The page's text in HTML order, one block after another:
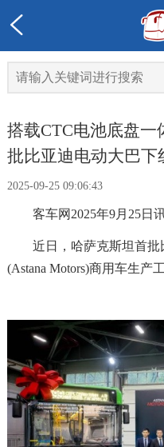
搭载CTC电池底盘
批比亚迪电动大巴下
2025-09-25 09:06:43
客车网2025年9月25日
近日，哈萨克斯坦首批
(Astana Motors)商用车生产